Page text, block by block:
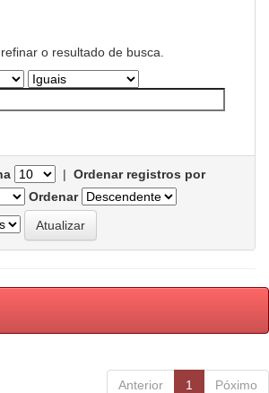
o resultado de busca.
| Ordenar registros por
Ordenar
Anterior 1 Póximo